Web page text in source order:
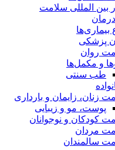
بین المللی سلامت
بیماری‌ها
پزشکی
روان
و مکمل‌ها
طب سنتی
زنان، زایمان و بارداری
پوست، مو و زیبایی
کودکان و نوجوانان
مردان
سالمندان